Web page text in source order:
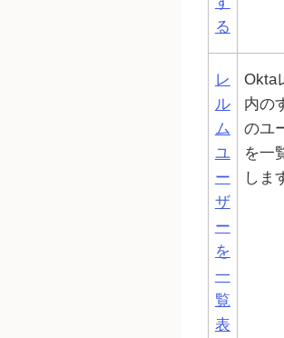
る
レ
ル
ム
ユ
ー
ザ
ー
を
一
覧
表
Okta
内の
のユ
を一
しま